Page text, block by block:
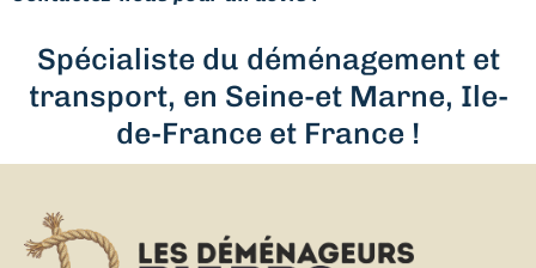
Spécialiste du déménagement et
transport, en Seine-et Marne, Ile-
de-France et France !